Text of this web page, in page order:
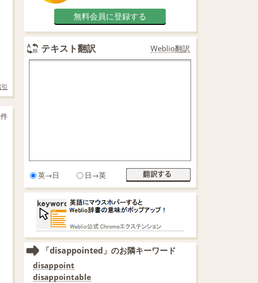
件
無料会員に登録する
テキスト翻訳 Weblio翻訳
英→日 日→英
「disappointed」のお隣キーワード
disappoint
disappointable